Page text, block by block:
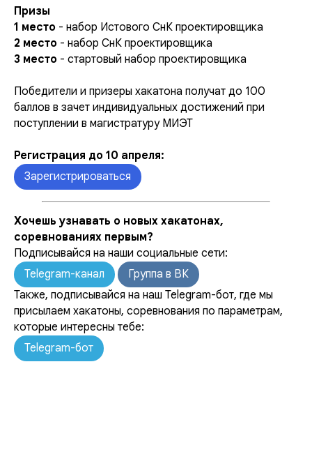
Призы
1 место - набор Истового СнК проектировщика
2 место - набор СнК проектировщика
3 место - стартовый набор проектировщика
Победители и призеры хакатона получат до 100
баллов в зачет индивидуальных достижений при
поступлении в магистратуру МИЭТ
Регистрация до 10 апреля:
Зарегистрироваться
Хочешь узнавать о новых хакатонах,
соревнованиях первым?
Подписывайся на наши социальные сети:
Telegram-канал
Группа в ВК
Также, подписывайся на наш Telegram-бот, где мы
присылаем хакатоны, соревнования по параметрам,
которые интересны тебе:
Telegram-бот